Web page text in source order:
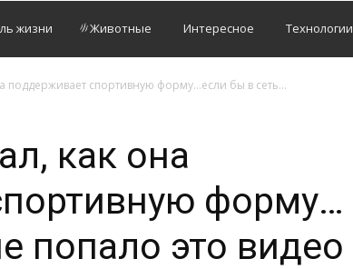
жизни Животные Интересное Технологии
поддерживает спортивную форму…если бы в сеть...
как она
форму…
попало это видео